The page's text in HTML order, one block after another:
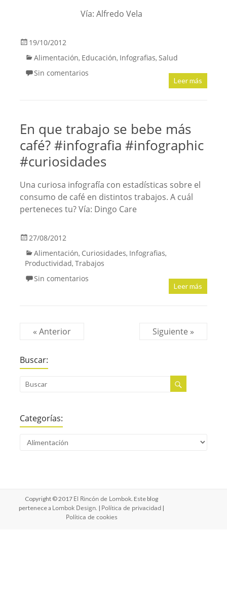
Vía: Alfredo Vela
19/10/2012
Alimentación, Educación, Infografias, Salud
Sin comentarios
Leer más
En que trabajo se bebe más
café? #infografia #infographic
#curiosidades
Una curiosa infografía con estadísticas sobre el
consumo de café en distintos trabajos. A cuál
perteneces tu? Vía: Dingo Care
27/08/2012
Alimentación, Curiosidades, Infografias,
Productividad, Trabajos
Sin comentarios
Leer más
« Anterior Siguiente »
Buscar:
Categorías:
Copyright © 2017 El Rincón de Lombok . Este blog
pertenece a Lombok Design . | Política de privacidad |
Política de cookies